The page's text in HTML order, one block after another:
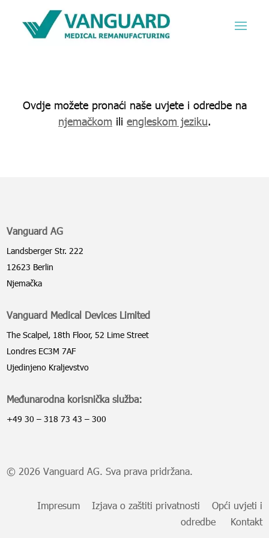
Ovdje možete pronaći naše uvjete i odredbe na
njemačkom ili engleskom jeziku.
Vanguard AG
Landsberger Str. 222
12623 Berlin
Njemačka
Vanguard Medical Devices Limited
The Scalpel, 18th Floor, 52 Lime Street
Londres EC3M 7AF
Ujedinjeno Kraljevstvo
Međunarodna korisnička služba:
+49 30 – 318 73 43 – 300
© 2026 Vanguard AG. Sva prava pridržana.
Impresum Izjava o zaštiti privatnosti
Opći uvjeti i
odredbe
Kontakt